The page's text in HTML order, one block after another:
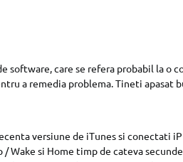
software, care se refera probabil la o
a remedia problema. Tineti apasat
versiune de iTunes si conectati
Wake si Home timp de cateva